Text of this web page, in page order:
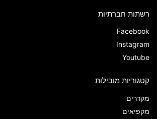
רשתות חברתיות
Facebook
Instagram
Youtube
קטגוריות מובילות
מקררים
מקפיאים